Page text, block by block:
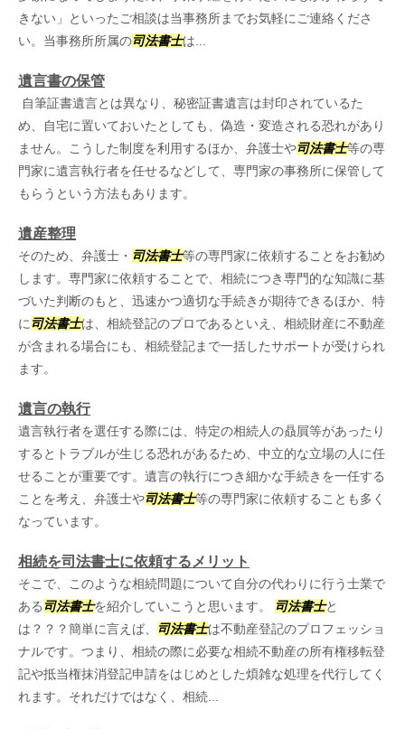
きない」といったご相談は当事務所までお気軽にご連絡くださ
い。当事務所所属の司法書士は...
遺言書の保管
自筆証書遺言とは異なり、秘密証書遺言は封印されているた
め、自宅に置いておいたとしても、偽造・変造される恐れがあり
ません。こうした制度を利用するほか、弁護士や司法書士等の専
門家に遺言執行者を任せるなどして、専門家の事務所に保管して
もらうという方法もあります。
遺産整理
そのため、弁護士・ 司法書士等の専門家に依頼することをお勧め
します。専門家に依頼することで、相続につき専門的な知識に基
づいた判断のもと、迅速かつ適切な手続きが期待できるほか、特
に 司法書士は、相続登記のプロであるといえ、相続財産に不動産
が含まれる場合にも、相続登記まで一括したサポートが受けられ
ます。
遺言の執行
遺言執行者を選任する際には、特定の相続人の贔屓等があったり
するとトラブルが生じる恐れがあるため、中立的な立場の人に任
せることが重要です。遺言の執行につき細かな手続きを一任する
ことを考え、弁護士や司法書士等の専門家に依頼することも多く
なっています。
相続を司法書士に依頼するメリット
そこで、このような相続問題について自分の代わりに行う士業で
ある 司法書士を紹介していこうと思います。 司法書士と
は？？？簡単に言えば、
司法書士は不動産登記のプロフェッショ
ナルです。つまり、相続の際に必要な相続不動産の所有権移転登
記や抵当権抹消登記申請をはじめとした煩雑な処理を代行してく
れます。それだけではなく、相続...